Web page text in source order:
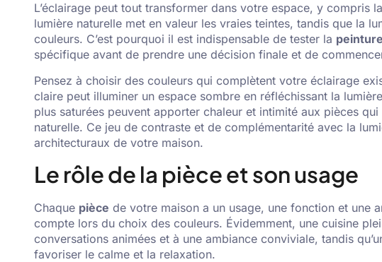
L’éclairage peut tout transformer dans votre espace, y compris
lumière naturelle met en valeur les vraies teintes, tandis que la
couleurs. C’est pourquoi il est indispensable de tester la
spécifique avant de prendre une décision finale et de
Pensez à choisir des couleurs qui complètent votre éclairage
claire peut illuminer un espace sombre en réfléchissant la
plus saturées peuvent apporter chaleur et intimité aux pièces
naturelle. Ce jeu de contraste et de complémentarité avec la
architecturaux de votre maison.
Le rôle de la pièce et son usage
Chaque pièce de votre maison a un usage, une fonction et une
compte lors du choix des couleurs. Évidemment, une cuisine
conversations animées et à une ambiance conviviale, tandis
favoriser le calme et la relaxation.